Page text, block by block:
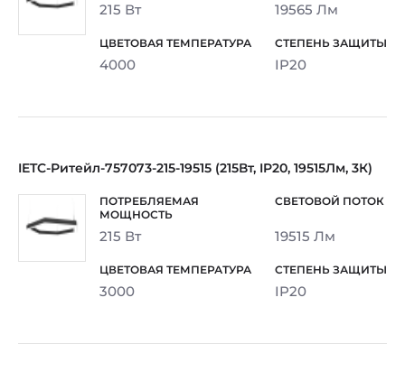
215 Вт 19565 Лм
4000 IP20
IETC-Ритейл-757073-215-19515 (215Вт, IP20, 19515Лм, 3К)
215 Вт 19515 Лм
3000 IP20